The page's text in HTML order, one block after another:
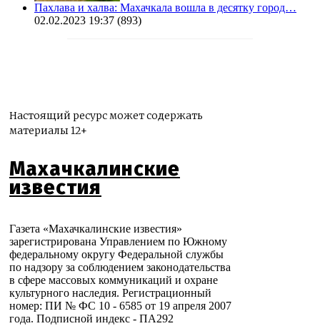
Пахлава и халва: Махачкала вошла в десятку город…
02.02.2023 19:37 (893)
Настоящий ресурс может содержать
материалы 12+
Махачкалинские
известия
Газета «Махачкалинские известия»
зарегистрирована Управлением по Южному
федеральному округу Федеральной службы
по надзору за соблюдением законодательства
в сфере массовых коммуникаций и охране
культурного наследия. Регистрационный
номер: ПИ № ФС 10 - 6585 от 19 апреля 2007
года. Подписной индекс - ПА292